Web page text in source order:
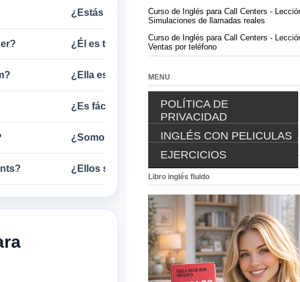
¿Estás listo/a?
¿Él es tu hermano?
¿Ella está en casa?
¿Es fácil?
¿Somos amigos?
¿Ellos son estudiantes?
Curso de Inglés para Call Centers -
Simulaciones de llamadas reales
Curso de Inglés para Call Centers -
Ventas por teléfono
MENU
POLÍTICA DE
PRIVACIDAD
POLÍTICA DE
PRIVACIDAD
INGLÉS CON PELICULAS
INGLES CON PELICULAS
EJERCICIOS
EJERCICIOS
Libro inglés fluido